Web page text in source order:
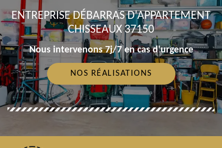
ENTREPRISE DÉBARRAS D'APPARTEMENT
CHISSEAUX 37150
Nous intervenons 7j/7 en cas d'urgence
NOS RÉALISATIONS